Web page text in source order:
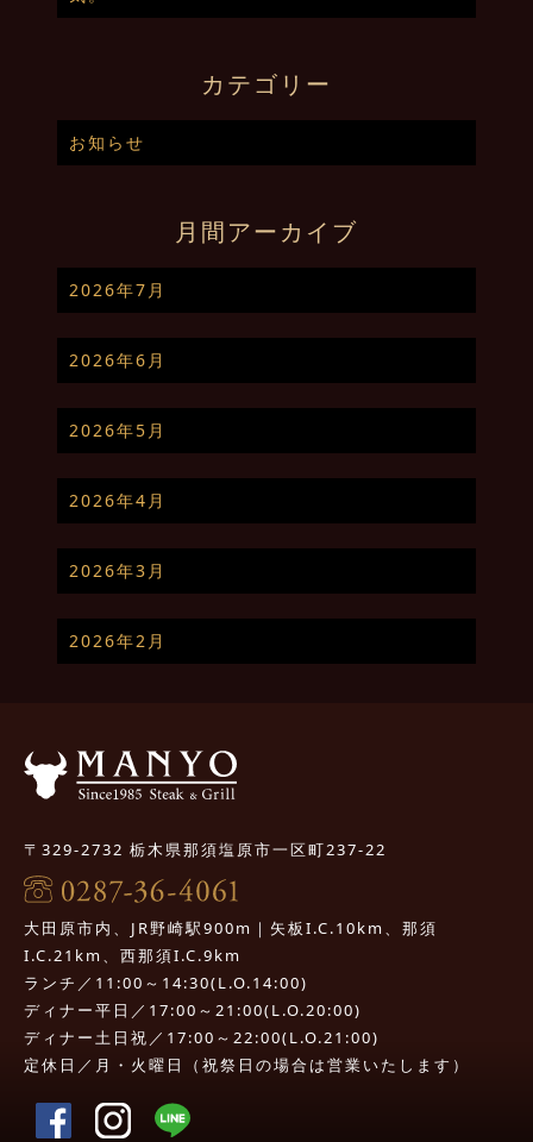
カテゴリー
お知らせ
月間アーカイブ
2026年7月
2026年6月
2026年5月
2026年4月
2026年3月
2026年2月
〒329-2732 栃木県那須塩原市一区町237-22
大田原市内、JR野崎駅900m｜矢板I.C.10km、那須
I.C.21km、西那須I.C.9km
ランチ／11:00～14:30(L.O.14:00)
ディナー平日／17:00～21:00(L.O.20:00)
ディナー土日祝／17:00～22:00(L.O.21:00)
定休日／月・火曜日（祝祭日の場合は営業いたします）